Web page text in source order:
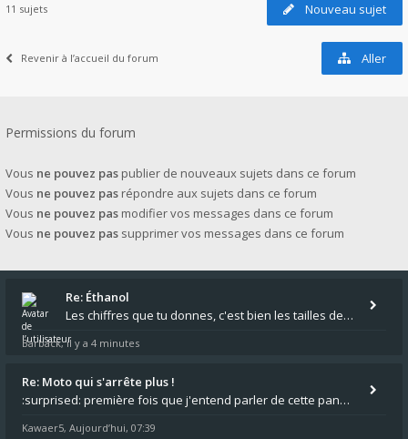
Nouveau sujet
11 sujets
Revenir à l’accueil du forum Aller
Permissions du forum
Vous ne pouvez pas publier de nouveaux sujets dans ce forum
Vous ne pouvez pas répondre aux sujets dans ce forum
Vous ne pouvez pas modifier vos messages dans ce forum
Vous ne pouvez pas supprimer vos messages dans ce forum
Re: Éthanol
Les chiffres que tu donnes, c'est bien les tailles de gicleur ? Par contre tes "-2 tours" à quoi correspondent t'ils ?
Barback,il y a 4 minutes
Re: Moto qui s'arrête plus !
:surprised: première fois que j'entend parler de cette panne ,ta moto aurait été maraboutée? :pretre:
Kawaer5, Aujourd’hui, 07:39